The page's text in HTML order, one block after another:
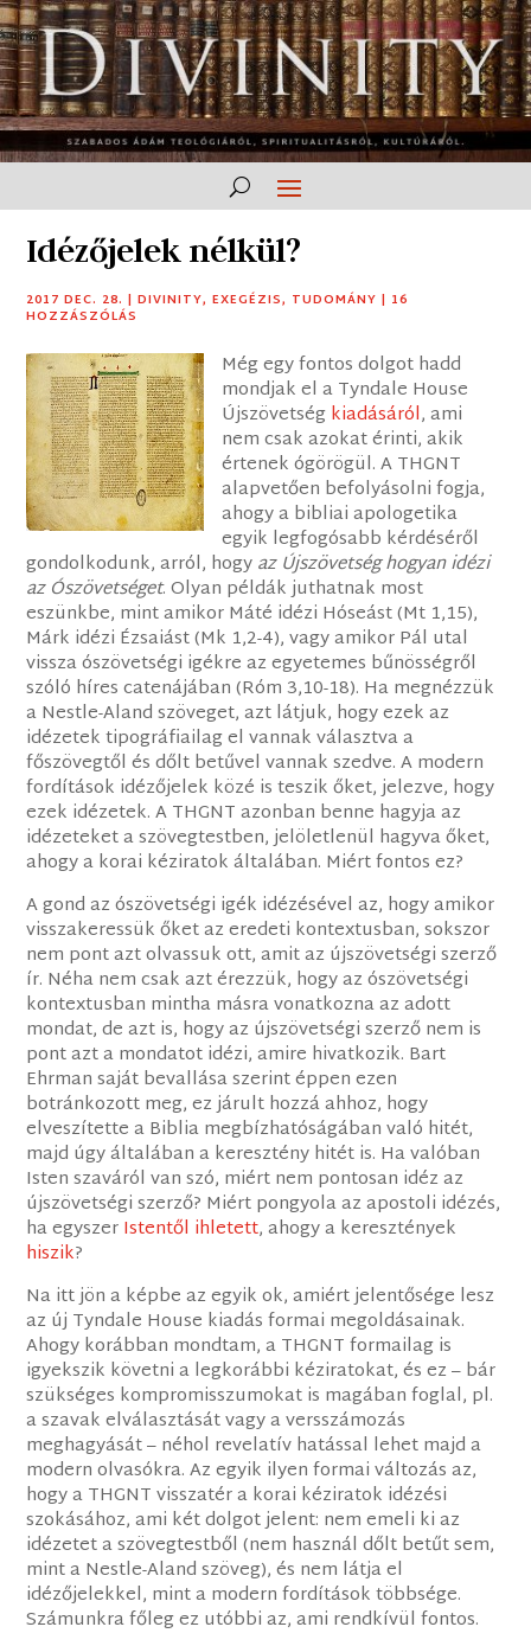
Idézőjelek nélkül?
2017 DEC. 28. |DIVINITY,EXEGÉZIS, TUDOMÁNY | 16
HOZZÁSZÓLÁS
Még egy fontos dolgot hadd
mondjak el a Tyndale House
Újszövetségkiadásáról, ami
nem csak azokat érinti, akik
értenek ógörögül. A THGNT
alapvetően befolyásolni fogja,
ahogy a bibliai apologetika
egyik legfogósabb kérdéséről
gondolkodunk, arról, hogyaz Újszövetség hogyan idézi
az Ószövetséget. Olyan példák juthatnak most
eszünkbe, mint amikor Máté idézi Hóseást (Mt 1,15),
Márk idézi Ézsaiást (Mk 1,2-4), vagy amikor Pál utal
vissza ószövetségi igékre az egyetemes bűnösségről
szóló híres catenájában (Róm 3,10-18). Ha megnézzük
a Nestle-Aland szöveget, azt látjuk, hogy ezek az
idézetek tipográfiailag el vannak választva a
főszövegtől és dőlt betűvel vannak szedve. A modern
fordítások idézőjelek közé is teszik őket, jelezve, hogy
ezek idézetek. A THGNT azonban benne hagyja az
idézeteket a szövegtestben, jelöletlenül hagyva őket,
ahogy a korai kéziratok általában. Miért fontos ez?
A gond az ószövetségi igék idézésével az, hogy amikor
visszakeressük őket az eredeti kontextusban, sokszor
nem pont azt olvassuk ott, amit az újszövetségi szerző
ír. Néha nem csak azt érezzük, hogy az ószövetségi
kontextusban mintha másra vonatkozna az adott
mondat, de azt is, hogy az újszövetségi szerző nem is
pont azt a mondatot idézi, amire hivatkozik. Bart
Ehrman saját bevallása szerint éppen ezen
botránkozott meg, ez járult hozzá ahhoz, hogy
elveszítette a Biblia megbízhatóságában való hitét,
majd úgy általában a keresztény hitét is. Ha valóban
Isten szaváról van szó, miért nem pontosan idéz az
újszövetségi szerző? Miért pongyola az apostoli idézés,
ha egyszerIstentől ihletett, ahogy a keresztények
hiszik?
Na itt jön a képbe az egyik ok, amiért jelentősége lesz
az új Tyndale House kiadás formai megoldásainak.
Ahogy korábban mondtam, a THGNT formailag is
igyekszik követni a legkorábbi kéziratokat, és ez – bár
szükséges kompromisszumokat is magában foglal, pl.
a szavak elválasztását vagy a versszámozás
meghagyását – néhol revelatív hatással lehet majd a
modern olvasókra. Az egyik ilyen formai változás az,
hogy a THGNT visszatér a korai kéziratok idézési
szokásához, ami két dolgot jelent: nem emeli ki az
idézetet a szövegtestből (nem használ dőlt betűt sem,
mint a Nestle-Aland szöveg), és nem látja el
idézőjelekkel, mint a modern fordítások többsége.
Számunkra főleg ez utóbbi az, ami rendkívül fontos.